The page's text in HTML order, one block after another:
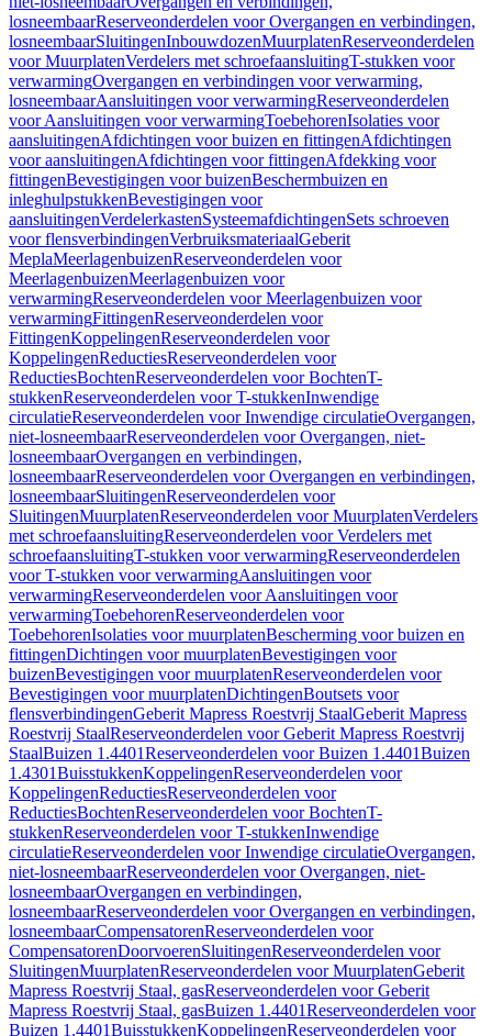
losneembaarReserveonderdelen voor Overgangen en verbindingen,
losneembaarSluitingenInbouwdozenMuurplatenReserveonderdelen
voor MuurplatenVerdelers met schroefaansluitingT-stukken voor
verwarmingOvergangen en verbindingen voor verwarming,
losneembaarAansluitingen voor verwarmingReserveonderdelen
voor Aansluitingen voor verwarmingToebehorenIsolaties voor
aansluitingenAfdichtingen voor buizen en fittingenAfdichtingen
voor aansluitingenAfdichtingen voor fittingenAfdekking voor
fittingenBevestigingen voor buizenBeschermbuizen en
inleghulpstukkenBevestigingen voor
aansluitingenVerdelerkastenSysteemafdichtingenSets schroeven
voor flensverbindingenVerbruiksmateriaalGeberit
MeplaMeerlagenbuizenReserveonderdelen voor
MeerlagenbuizenMeerlagenbuizen voor
verwarmingReserveonderdelen voor Meerlagenbuizen voor
verwarmingFittingenReserveonderdelen voor
FittingenKoppelingenReserveonderdelen voor
KoppelingenReductiesReserveonderdelen voor
ReductiesBochtenReserveonderdelen voor BochtenT-
stukkenReserveonderdelen voor T-stukkenInwendige
circulatieReserveonderdelen voor Inwendige circulatieOvergangen,
niet-losneembaarReserveonderdelen voor Overgangen, niet-
losneembaarOvergangen en verbindingen,
losneembaarReserveonderdelen voor Overgangen en verbindingen,
losneembaarSluitingenReserveonderdelen voor
SluitingenMuurplatenReserveonderdelen voor MuurplatenVerdelers
met schroefaansluitingReserveonderdelen voor Verdelers met
schroefaansluitingT-stukken voor verwarmingReserveonderdelen
voor T-stukken voor verwarmingAansluitingen voor
verwarmingReserveonderdelen voor Aansluitingen voor
verwarmingToebehorenReserveonderdelen voor
ToebehorenIsolaties voor muurplatenBescherming voor buizen en
fittingenDichtingen voor muurplatenBevestigingen voor
buizenBevestigingen voor muurplatenReserveonderdelen voor
Bevestigingen voor muurplatenDichtingenBoutsets voor
flensverbindingenGeberit Mapress Roestvrij StaalGeberit Mapress
Roestvrij StaalReserveonderdelen voor Geberit Mapress Roestvrij
StaalBuizen 1.4401Reserveonderdelen voor Buizen 1.4401Buizen
1.4301BuisstukkenKoppelingenReserveonderdelen voor
KoppelingenReductiesReserveonderdelen voor
ReductiesBochtenReserveonderdelen voor BochtenT-
stukkenReserveonderdelen voor T-stukkenInwendige
circulatieReserveonderdelen voor Inwendige circulatieOvergangen,
niet-losneembaarReserveonderdelen voor Overgangen, niet-
losneembaarOvergangen en verbindingen,
losneembaarReserveonderdelen voor Overgangen en verbindingen,
losneembaarCompensatorenReserveonderdelen voor
CompensatorenDoorvoerenSluitingenReserveonderdelen voor
SluitingenMuurplatenReserveonderdelen voor MuurplatenGeberit
Mapress Roestvrij Staal, gasReserveonderdelen voor Geberit
Mapress Roestvrij Staal, gasBuizen 1.4401Reserveonderdelen voor
Buizen 1.4401BuisstukkenKoppelingenReserveonderdelen voor